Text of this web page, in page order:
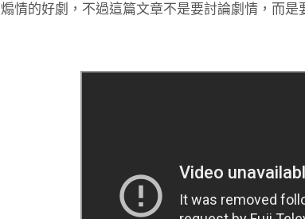
煽情的好劇，不過這篇文章不是要討論劇情，而是